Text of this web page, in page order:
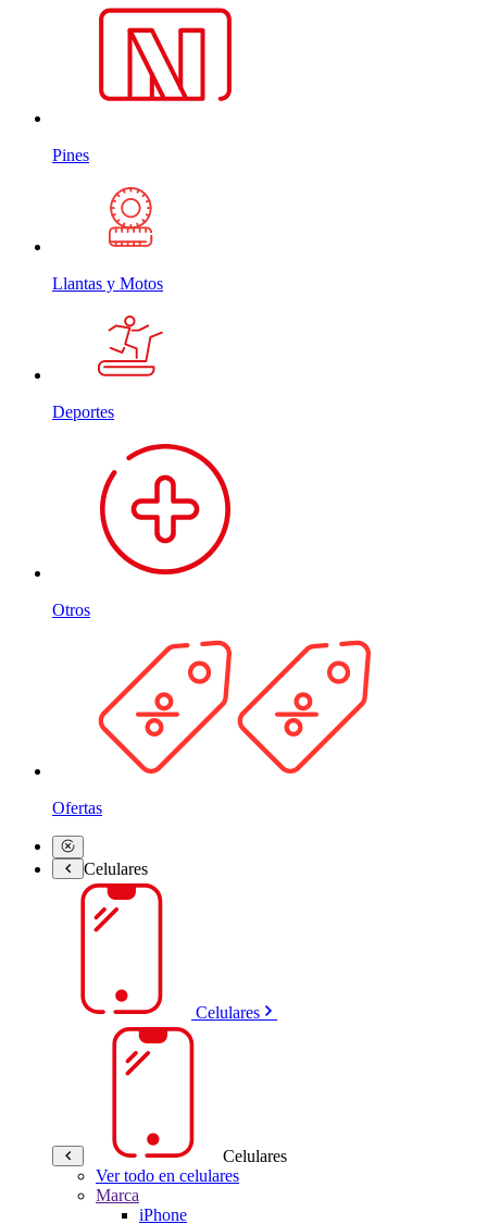
Pines
Llantas y Motos
Deportes
Otros
Ofertas
Celulares
Celulares
Celulares
Ver todo en celulares
Marca
iPhone